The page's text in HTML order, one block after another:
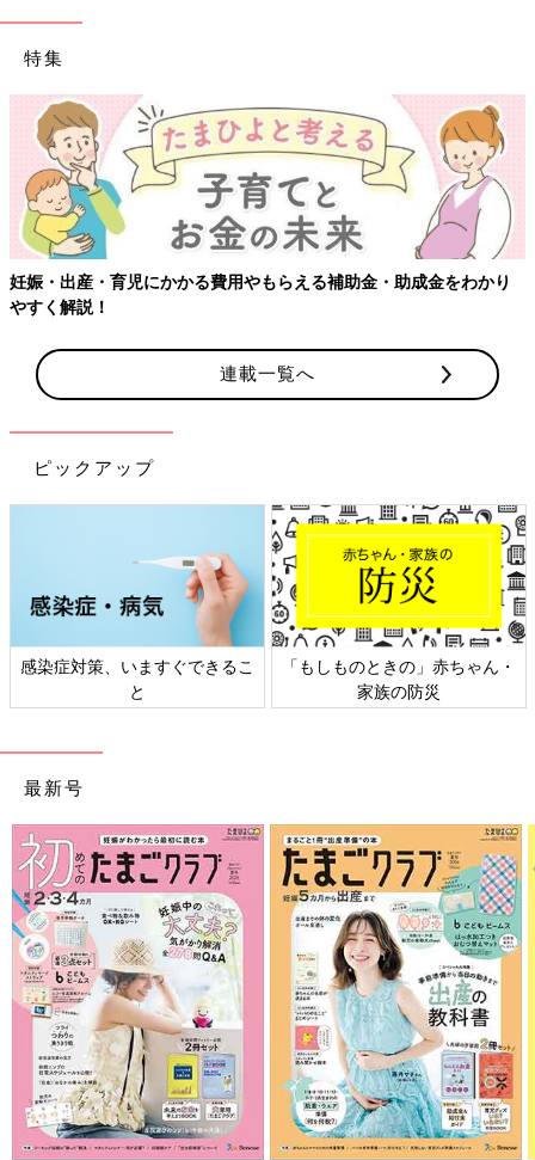
特集
【ワクチン接種できるものも】妊婦の感染症対策、知っておいて！
連載一覧へ
ピックアップ
日本外来小児科学会リーフレッ
ト検討会
六星占術 細木かおりさんの人生
相談
最新号